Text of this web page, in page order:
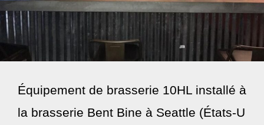
Équipement de brasserie 10HL installé à
la brasserie Bent Bine à Seattle (États-U